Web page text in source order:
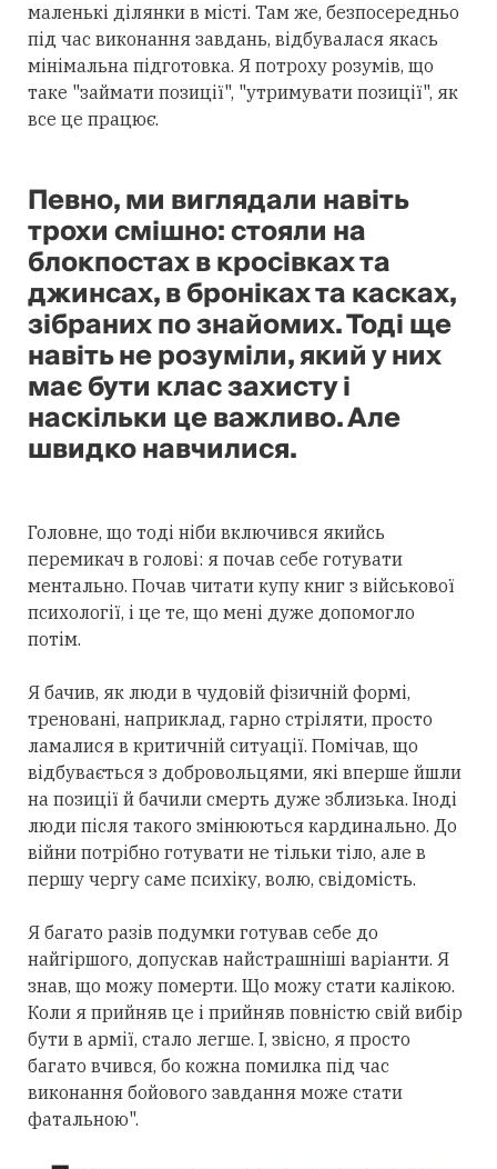
маленькі ділянки в місті. Там же, безпосередньо
під час виконання завдань, відбувалася якась
мінімальна підготовка. Я потроху розумів, що
таке "займати позиції", "утримувати позиції", як
все це працює.
Певно, ми виглядали навіть
трохи смішно: стояли на
блокпостах в кросівках та
джинсах, в броніках та касках,
зібраних по знайомих. Тоді ще
навіть не розуміли, який у них
має бути клас захисту і
наскільки це важливо. Але
швидко навчилися.
Головне, що тоді ніби включився якийсь
перемикач в голові: я почав себе готувати
ментально. Почав читати купу книг з військової
психології, і це те, що мені дуже допомогло
потім.
Я бачив, як люди в чудовій фізичній формі,
треновані, наприклад, гарно стріляти, просто
ламалися в критичній ситуації. Помічав, що
відбувається з добровольцями, які вперше йшли
на позиції й бачили смерть дуже зблизька. Іноді
люди після такого змінюються кардинально. До
війни потрібно готувати не тільки тіло, але в
першу чергу саме психіку, волю, свідомість.
Я багато разів подумки готував себе до
найгіршого, допускав найстрашніші варіанти. Я
знав, що можу померти. Що можу стати калікою.
Коли я прийняв це і прийняв повністю свій вибір
бути в армії, стало легше. І, звісно, я просто
багато вчився, бо кожна помилка під час
виконання бойового завдання може стати
фатальною".